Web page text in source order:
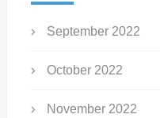
September 2022
October 2022
November 2022